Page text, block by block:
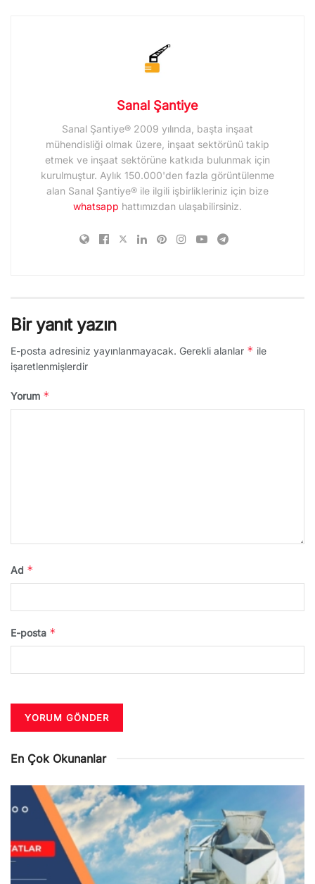
Sanal Şantiye
Sanal Şantiye® 2009 yılında, başta inşaat
mühendisliği olmak üzere, inşaat sektörünü takip
etmek ve inşaat sektörüne katkıda bulunmak için
kurulmuştur. Aylık 150.000'den fazla görüntülenme
alan Sanal Şantiye® ile ilgili işbirlikleriniz için bize
whatsapp hattımızdan ulaşabilirsiniz.
Bir yanıt yazın
E-posta adresiniz yayınlanmayacak. Gerekli alanlar * ile
işaretlenmişlerdir
Yorum *
Ad *
E-posta *
En Çok Okunanlar